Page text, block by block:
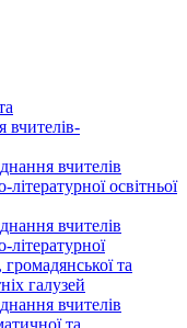
вчителів-
вчителів
освітньої
вчителів
літературної
та
галузей
вчителів
та